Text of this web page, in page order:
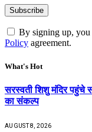
By signing up, you
Policy agreement.
What's Hot
सरस्वती शिशु मंदिर पहुंचे
का संकल्प
AUGUST 8, 2026